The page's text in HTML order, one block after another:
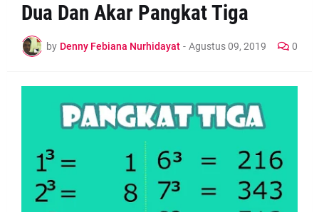
Dua Dan Akar Pangkat Tiga
by Denny Febiana Nurhidayat - Agustus 09, 2019 0